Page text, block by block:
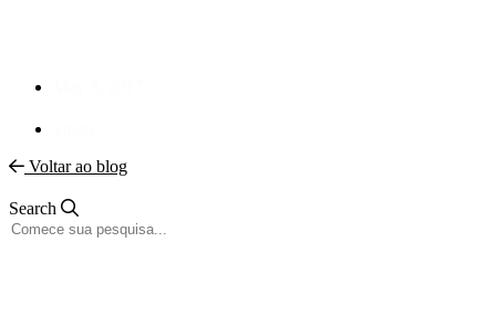
Voltar ao blog
Search